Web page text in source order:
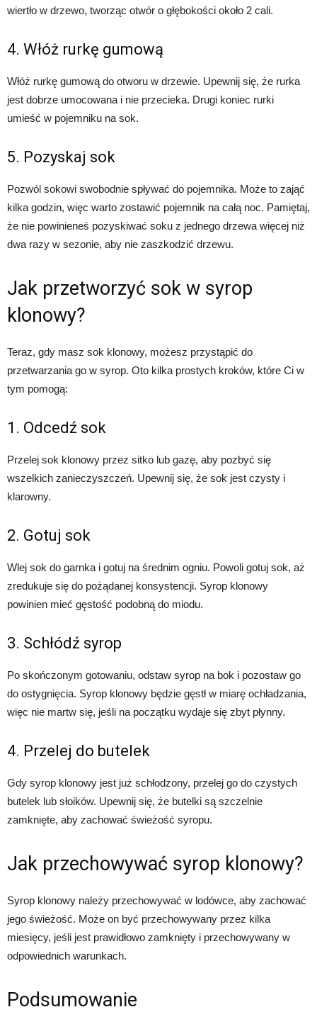
wiertło w drzewo, tworząc otwór o głębokości około 2 cali.
4. Włóż rurkę gumową
Włóż rurkę gumową do otworu w drzewie. Upewnij się, że rurka
jest dobrze umocowana i nie przecieka. Drugi koniec rurki
umieść w pojemniku na sok.
5. Pozyskaj sok
Pozwól sokowi swobodnie spływać do pojemnika. Może to zająć
kilka godzin, więc warto zostawić pojemnik na całą noc. Pamiętaj,
że nie powinieneś pozyskiwać soku z jednego drzewa więcej niż
dwa razy w sezonie, aby nie zaszkodzić drzewu.
Jak przetworzyć sok w syrop
klonowy?
Teraz, gdy masz sok klonowy, możesz przystąpić do
przetwarzania go w syrop. Oto kilka prostych kroków, które Ci w
tym pomogą:
1. Odcedź sok
Przelej sok klonowy przez sitko lub gazę, aby pozbyć się
wszelkich zanieczyszczeń. Upewnij się, że sok jest czysty i
klarowny.
2. Gotuj sok
Wlej sok do garnka i gotuj na średnim ogniu. Powoli gotuj sok, aż
zredukuje się do pożądanej konsystencji. Syrop klonowy
powinien mieć gęstość podobną do miodu.
3. Schłódź syrop
Po skończonym gotowaniu, odstaw syrop na bok i pozostaw go
do ostygnięcia. Syrop klonowy będzie gęstł w miarę ochładzania,
więc nie martw się, jeśli na początku wydaje się zbyt płynny.
4. Przelej do butelek
Gdy syrop klonowy jest już schłodzony, przelej go do czystych
butelek lub słoików. Upewnij się, że butelki są szczelnie
zamknięte, aby zachować świeżość syropu.
Jak przechowywać syrop klonowy?
Syrop klonowy należy przechowywać w lodówce, aby zachować
jego świeżość. Może on być przechowywany przez kilka
miesięcy, jeśli jest prawidłowo zamknięty i przechowywany w
odpowiednich warunkach.
Podsumowanie